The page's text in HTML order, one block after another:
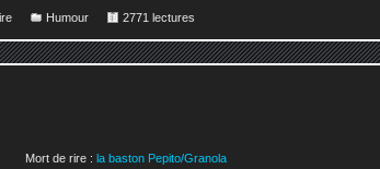
Humour 2771 lectures
Mort de rire :la baston Pepito/Granola